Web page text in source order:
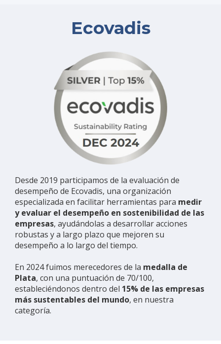
Ecovadis
Desde 2019 participamos de la evaluación de
desempeño de Ecovadis, una organización
especializada en facilitar herramientas para medir
y evaluar el desempeño en sostenibilidad de las
empresas, ayudándolas a desarrollar acciones
robustas y a largo plazo que mejoren su
desempeño a lo largo del tiempo.
En 2024 fuimos merecedores de la medalla de
Plata, con una puntuación de 70/100,
estableciéndonos dentro del 15% de las empresas
más sustentables del mundo, en nuestra
categoría.